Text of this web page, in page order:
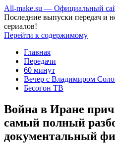
All-make.su — Официальный
Последние выпуски передач и
сериалов!
Перейти к содержимому
Главная
Передачи
60 минут
Вечер с Владимиром
Бесогон ТВ
Война в Иране
самый полный
документальный